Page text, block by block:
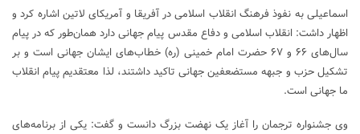
اسماعیلی به نفوذ فرهنگ انقلاب اسلامی در آفریقا و آمریکای لاتین اشاره کرد و
اظهار داشت: انقلاب اسلامی و دفاع مقدس پیام جهانی دارد همان‌طور که در پیام
سال‌های ۶۶ و ۶۷ حضرت امام خمینی (ره) خطاب‌های ایشان جهانی است و بر
تشکیل حزب و جبهه مستضعفین جهانی تاکید داشتند، لذا معتقدیم پیام انقلاب
ما جهانی است.
وی جشنواره ترجمان را آغاز یک نهضت بزرگ دانست و گفت: یکی از برنامه‌های